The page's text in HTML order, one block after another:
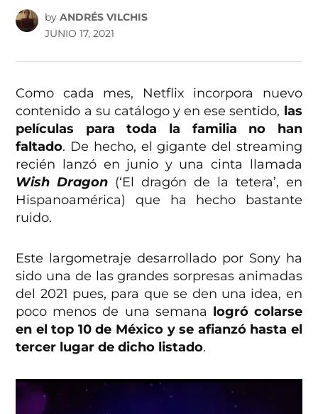
by ANDRÉS VILCHIS
JUNIO 17, 2021
Como cada mes, Netflix incorpora nuevo
contenido a su catálogo y en ese sentido, las
películas para toda la familia no han
faltado. De hecho, el gigante del streaming
recién lanzó en junio y una cinta llamada
Wish Dragon (‘El dragón de la tetera’, en
Hispanoamérica) que ha hecho bastante
ruido.
Este largometraje desarrollado por Sony ha
sido una de las grandes sorpresas animadas
del 2021 pues, para que se den una idea, en
poco menos de una semana logró colarse
en el top 10 de México y se afianzó hasta el
tercer lugar de dicho listado.